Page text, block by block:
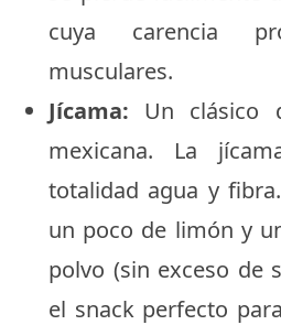
cuya carencia
musculares.
Jícama: Un clásico
mexicana. La
totalidad agua y
un poco de limón y
polvo (sin exceso de
el snack perfecto